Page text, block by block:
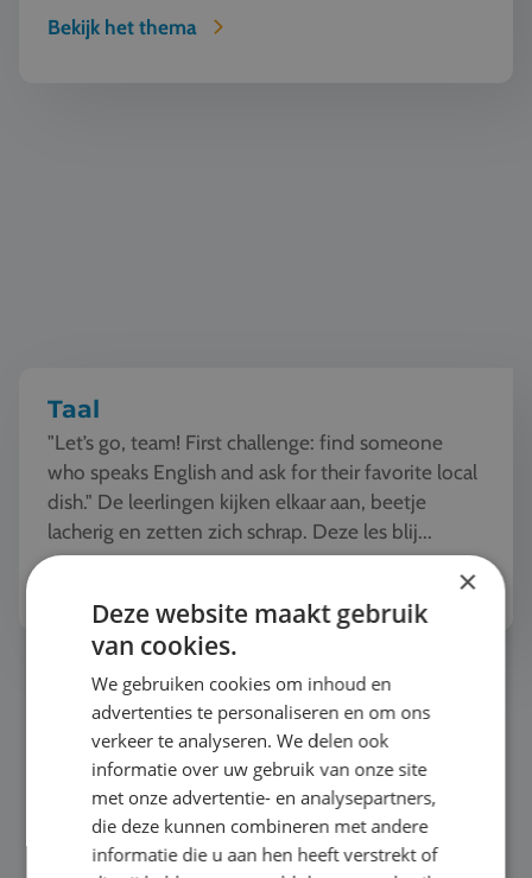
jouw l...
Bekijk het thema
Taal
"Let’s go, team! First challenge: find someone
who speaks English and ask for their favorite local
dish." De leerlingen kijken elkaar aan, beetje
lacherig en zetten zich schrap. Deze les blij...
Natuur en Techniek
×
Deze website maakt gebruik
van cookies.
We gebruiken cookies om inhoud en
advertenties te personaliseren en om ons
verkeer te analyseren. We delen ook
informatie over uw gebruik van onze site
met onze advertentie- en analysepartners,
die deze kunnen combineren met andere
informatie die u aan hen heeft verstrekt of